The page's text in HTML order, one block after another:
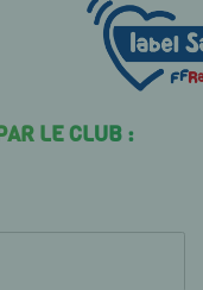
LE CLUB :